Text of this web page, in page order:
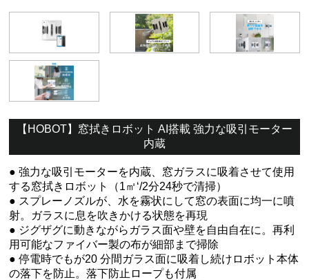
【HOBOT】窓拭きロボット AI搭載 強⼒な吸引モーター
内蔵
● 強⼒な吸引モーターを内蔵、窓ガラスに吸着させて使用
する窓拭きロボット（1㎡‘/2分24秒で清掃）
● スプレーノズルが、⽔を霧状にして窓の表⾯に均⼀に噴
射。ガラスに息を吹きかける状態を再現
● ジグザグに動きながらガラス⾯や壁を⾃由⾃在に。再利
用可能なファイバー製の布が細部まで掃除
● 停電時でもが20 分間ガラス⾯に吸着し続けロボット本体
の落下を防止。落下防⽌ロープも付属